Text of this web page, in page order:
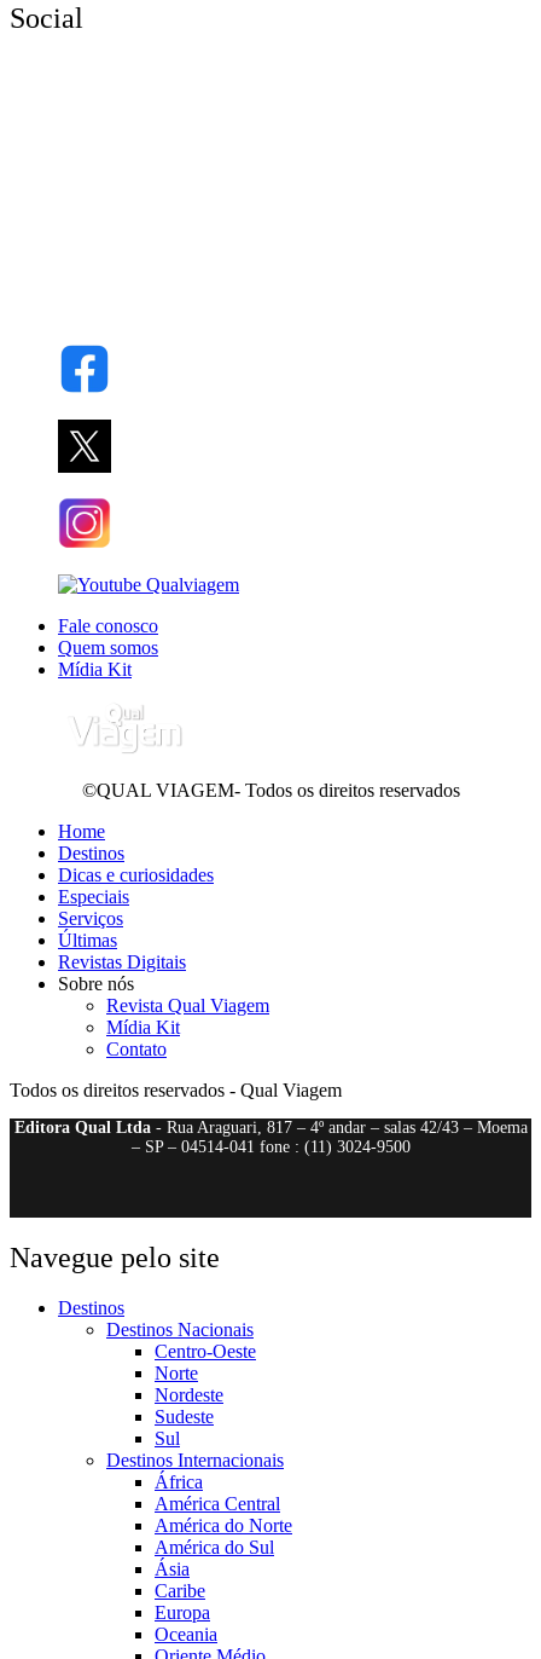
Social
Fale conosco
Quem somos
Mídia Kit
©QUAL VIAGEM- Todos os direitos reservados
Home
Destinos
Dicas e curiosidades
Especiais
Serviços
Últimas
Revistas Digitais
Sobre nós
Revista Qual Viagem
Mídia Kit
Contato
Todos os direitos reservados - Qual Viagem
Editora Qual Ltda- Rua Araguari, 817 – 4º andar – salas 42/43 – Moema
– SP – 04514-041 fone : (11) 3024-9500
Navegue pelo site
Destinos
Destinos Nacionais
Centro-Oeste
Norte
Nordeste
Sudeste
Sul
Destinos Internacionais
África
América Central
América do Norte
América do Sul
Ásia
Caribe
Europa
Oceania